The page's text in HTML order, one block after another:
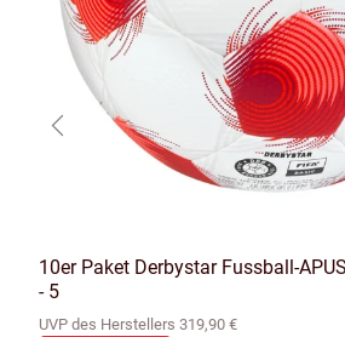
10er Paket Derbystar Fussball-
- 5
UVP des Herstellers 319,90 €